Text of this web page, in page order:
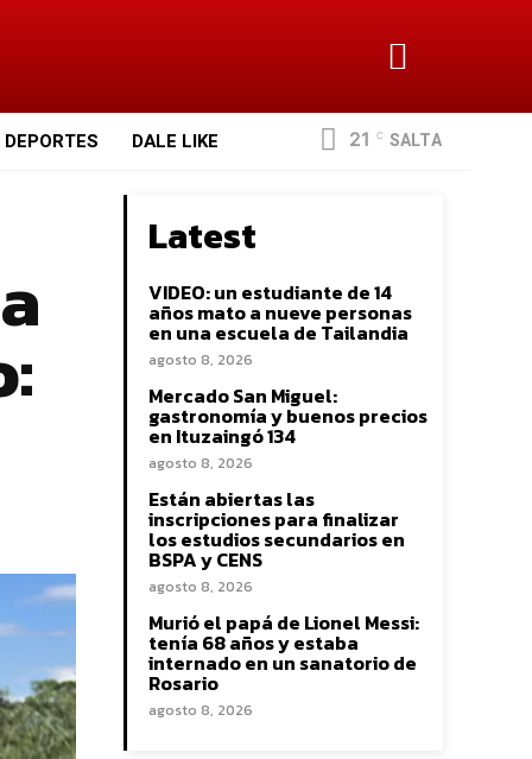
DEPORTES DALE LIKE 21 C SALTA
Latest
VIDEO: un estudiante de 14
años mato a nueve personas
en una escuela de Tailandia
agosto 8, 2026
Mercado San Miguel:
gastronomía y buenos precios
en Ituzaingó 134
agosto 8, 2026
Están abiertas las
inscripciones para finalizar
los estudios secundarios en
BSPA y CENS
agosto 8, 2026
Murió el papá de Lionel Messi:
tenía 68 años y estaba
internado en un sanatorio de
Rosario
agosto 8, 2026